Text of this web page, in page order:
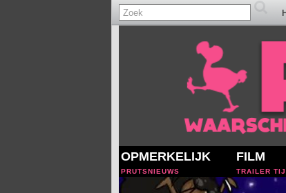
OPMERKELIJK
PRUTSNIEUWS
FILM
TRAILER